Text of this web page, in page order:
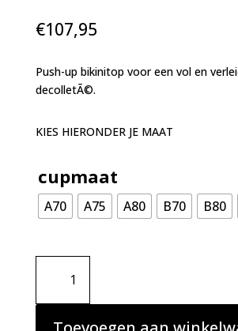
€107,95
Push-up bikinitop voor een vol en
decolletÃ©.
KIES HIERONDER JE MAAT
cupmaat
A70 A75 A80 B70 B80
Marie
Swim
Emly